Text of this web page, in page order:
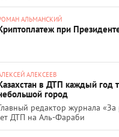
АЛЬМАНСКИЙ
при
АЛЕКСЕЕВ
в ДТП каждый год
город
редактор журнала «За
ДТП на Аль-Фараби